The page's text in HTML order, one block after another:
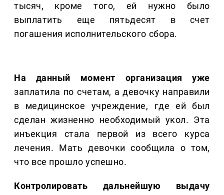
тысяч, кроме того, ей нужно было
выплатить еще пятьдесят в счет
погашения исполнительского сбора.
На данный момент организация уже
заплатила по счетам, а девочку направили
в медицинское учреждение, где ей был
сделан жизненно необходимый укол. Эта
инъекция стала первой из всего курса
лечения. Мать девочки сообщила о том,
что все прошло успешно.
Контролировать дальнейшую выдачу